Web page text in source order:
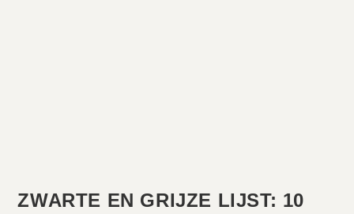
ZWARTE EN GRIJZE LIJST: 10